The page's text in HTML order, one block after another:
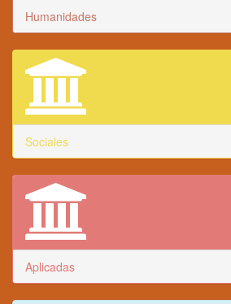
Humanidades
Sociales
Aplicadas